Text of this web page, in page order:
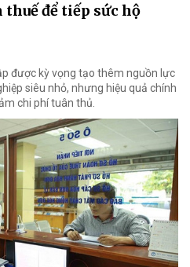
để tiếp sức hộ
được kỳ vọng tạo thêm nguồn lực
siêu nhỏ, nhưng hiệu quả chính
chi phí tuân thủ.